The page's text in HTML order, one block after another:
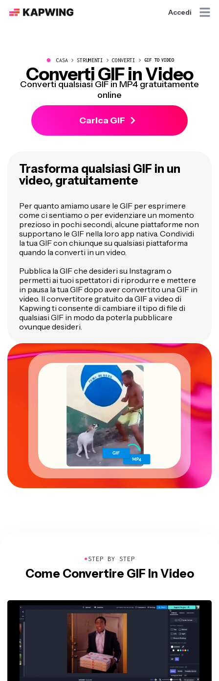
Accedi
● CASA STRUMENTI CONVERTI GIF TO VIDEO
Converti GIF in Video
Converti qualsiasi GIF in MP4 gratuitamente
online
Carica GIF
Trasforma qualsiasi GIF in un
video, gratuitamente
Per quanto amiamo usare le GIF per esprimere
come ci sentiamo o per evidenziare un momento
prezioso in pochi secondi, alcune piattaforme non
supportano le GIF nella loro app nativa. Condividi
la tua GIF con chiunque su qualsiasi piattaforma
quando la converti in un video.
Pubblica la GIF che desideri su Instagram o
permetti ai tuoi spettatori di riprodurre e mettere
in pausa la tua GIF dopo aver convertito una GIF in
video. Il convertitore gratuito da GIF a video di
Kapwing ti consente di cambiare il tipo di file di
qualsiasi GIF in modo da poterla pubblicare
ovunque desideri.
●STEP BY STEP
Come Convertire GIF In Video